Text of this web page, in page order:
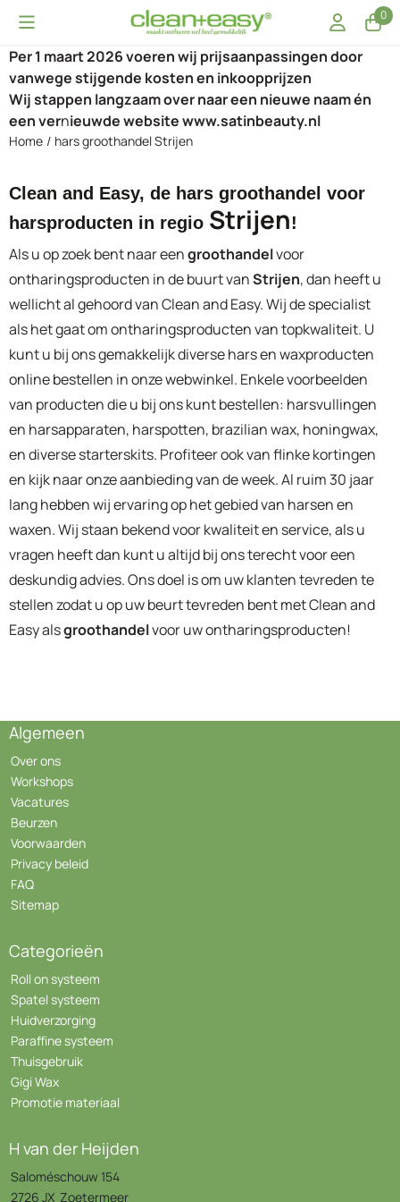
Cookievoorkeuren zijn momenteel gesloten. 0
Per 1 maart 2026 voeren wij prijsaanpassingen door
vanwege stijgende kosten en inkoopprijzen
Wij stappen langzaam over naar een nieuwe naam én
een vernieuwde website www.satinbeauty.nl
Home / hars groothandel Strijen
Clean and Easy, de hars groothandel voor
harsproducten in regio Strijen!
Als u op zoek bent naar eengroothandelvoor
ontharingsproducten in de buurt vanStrijen, dan heeft u
wellicht al gehoord van Clean and Easy. Wij de specialist
als het gaat om ontharingsproducten van topkwaliteit. U
kunt u bij ons gemakkelijk diverse hars en waxproducten
online bestellen in onze webwinkel. Enkele voorbeelden
van producten die u bij ons kunt bestellen: harsvullingen
en harsapparaten, harspotten, brazilian wax, honingwax,
en diverse starterskits. Profiteer ook van flinke kortingen
en kijk naar onze aanbieding van de week. Al ruim 30 jaar
lang hebben wij ervaring op het gebied van harsen en
waxen. Wij staan bekend voor kwaliteit en service, als u
vragen heeft dan kunt u altijd bij ons terecht voor een
deskundig advies. Ons doel is om uw klanten tevreden te
stellen zodat u op uw beurt tevreden bent met Clean and
Easy alsgroothandelvoor uw ontharingsproducten!
Algemeen
Over ons
Workshops
Vacatures
Beurzen
Voorwaarden
Privacy beleid
FAQ
Sitemap
Categorieën
Roll on systeem
Spatel systeem
Huidverzorging
Paraffine systeem
Thuisgebruik
Gigi Wax
Promotie materiaal
H van der Heijden
Saloméschouw 154
2726 JX Zoetermeer